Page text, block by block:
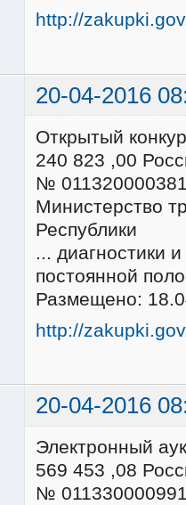
http://
20-04-2016
Открытый
240 823 ,00
№
Министерство
Республики
... диагностики
постоянной
Размещено:
http://
20-04-2016
Электронный
569 453 ,08
№